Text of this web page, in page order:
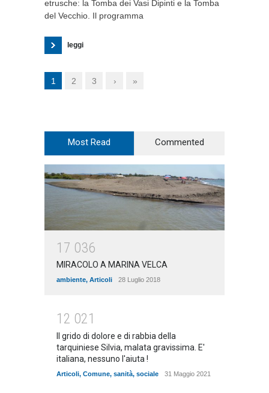
etrusche: la Tomba dei Vasi Dipinti e la Tomba
del Vecchio. Il programma
leggi
1 2 3 › »
Most Read Commented
1 7 036
MIRACOLO A MARINA VELCA
ambiente, Articoli 28 Luglio 2018
1 2 021
Il grido di dolore e di rabbia della
tarquiniese Silvia, malata gravissima. E'
italiana, nessuno l'aiuta !
Articoli, Comune, sanità, sociale 31 Maggio 2021